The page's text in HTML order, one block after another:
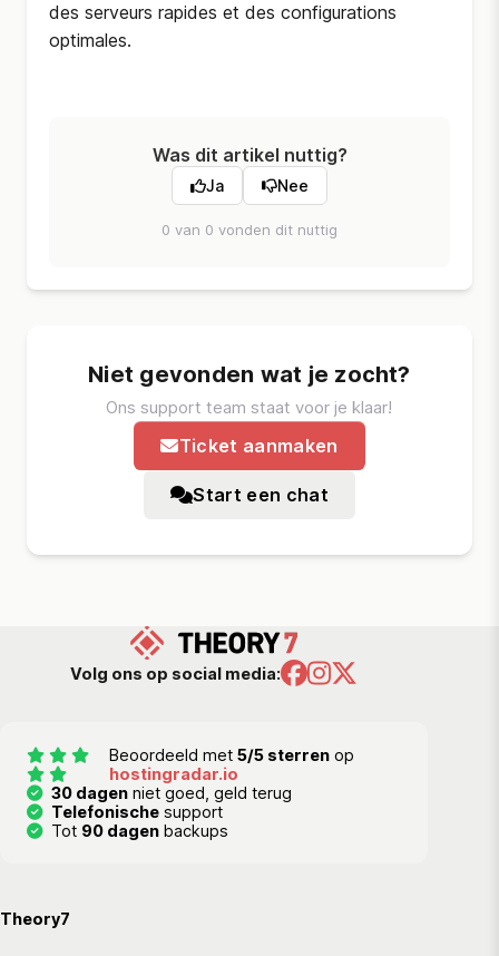
des serveurs rapides et des configurations
optimales.
Was dit artikel nuttig?
Ja Nee
0 van 0 vonden dit nuttig
Niet gevonden wat je zocht?
Ons support team staat voor je klaar!
Ticket aanmaken
Start een chat
Volg ons op social media:
Beoordeeld met 5/5 sterrenop
hostingradar.io
30 dagen niet goed, geld terug
Telefonische support
Tot 90 dagen backups
Theory7